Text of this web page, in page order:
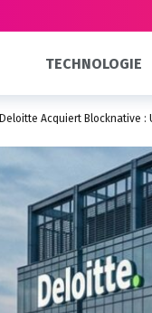
TECHNOLOGIE
Deloitte Acquiert Blocknative :